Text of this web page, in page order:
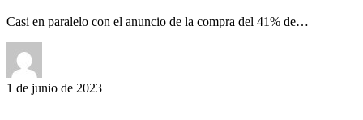
Casi en paralelo con el anuncio de la compra del 41% de…
1 de junio de 2023